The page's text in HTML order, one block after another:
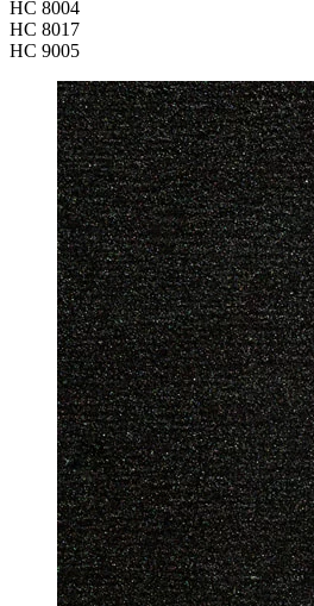
HC 8004
HC 8017
HC 9005